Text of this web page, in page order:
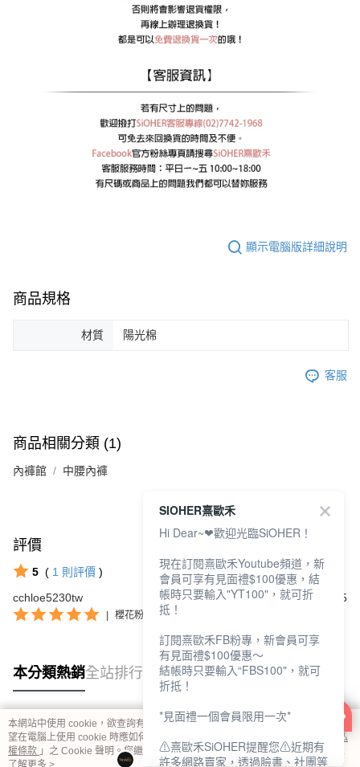
顯示電腦版詳細說明
商品規格
材質 陽光棉
客服
商品相關分類 (1)
內褲館 中腰內褲
評價
5 ( 1 則評價 )
cchloe5230tw
2024/05/25
| 櫻花粉/XL
本分類熱銷全站排行
熱門標籤
本網站中使用 cookie，欲查詢有關本網站使用 cookie 方式之詳情，及若您不希
望在電腦上使用 cookie 時應如何變更電腦的 cookie 設定，請參閱本網站「
隱私
權條款 」之 Cookie 聲明。您繼續使用本網站即表示您同意本公司得按本網站使
用條款之 Cookie 聲明使用 cookie。
了解更多 >
SIOHER熹歐禾
Hi Dear~❤歡迎光臨SiOHER！
現在訂閱熹歐禾Youtube頻道，新
會員可享有見面禮$100優惠，結
帳時只要輸入"YT100"，就可折
抵！
訂閱熹歐禾FB粉專，新會員可享
有見面禮$100優惠～
結帳時只要輸入“FBS100"，就可
折抵！
*見面禮一個會員限用一次*
⚠熹歐禾SiOHER提醒您⚠近期有
許多網路賣家，透過臉書、社團等